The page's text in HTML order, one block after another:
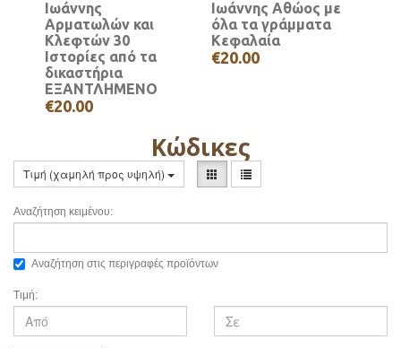
Ιωάννης
Αρματωλών και
Κλεφτών 30
Ιστορίες από τα
δικαστήρια
ΕΞΑΝΤΛΗΜΕΝΟ
€20.00
Ιωάννης Αθώος με
όλα τα γράμματα
Κεφαλαία
€20.00
Κώδικες
Τιμή (χαμηλή προς υψηλή)
Αναζήτηση κειμένου:
Αναζήτηση στις περιγραφές προϊόντων
Τιμή: